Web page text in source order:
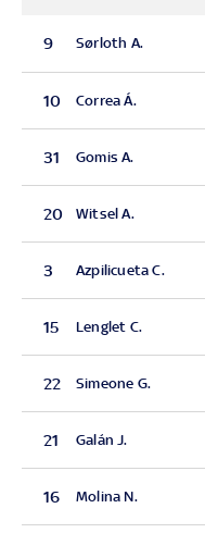
9 Sørloth A.
10 Correa Á.
31 Gomis A.
20 Witsel A.
3 Azpilicueta C.
15 Lenglet C.
22 Simeone G.
21 Galán J.
16 Molina N.